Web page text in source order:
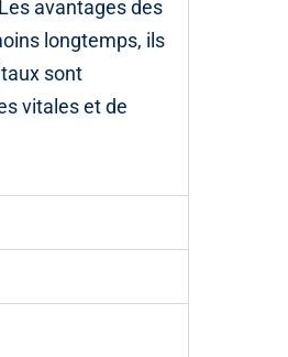
avantages des
longtemps, ils
sont
vitales et de